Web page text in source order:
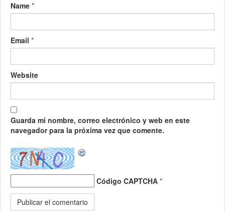
Name *
Email *
Website
Guarda mi nombre, correo electrónico y web en este
navegador para la próxima vez que comente.
Código CAPTCHA *